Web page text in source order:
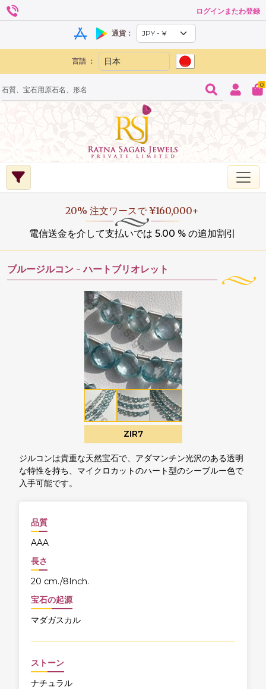
ログインまたわ登録
通貨：
言語 ：
0
20% 注文ワースで ¥160,000+
電信送金を介して支払いでは 5.00 % の追加割引
ブルージルコン - ハートブリオレット
ZIR7
ジルコンは貴重な天然宝石で、アダマンチン光沢のある透明
な特性を持ち、マイクロカットのハート型のシーブルー色で
入手可能です。
品質
AAA
長さ
20 cm./8Inch.
宝石の起源
マダガスカル
ストーン
ナチュラル